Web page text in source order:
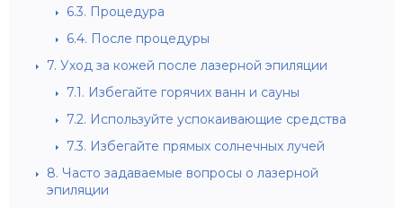
6.3. Процедура
6.4. После процедуры
7. Уход за кожей после лазерной эпиляции
7.1. Избегайте горячих ванн и сауны
7.2. Используйте успокаивающие средства
7.3. Избегайте прямых солнечных лучей
8. Часто задаваемые вопросы о лазерной
эпиляции